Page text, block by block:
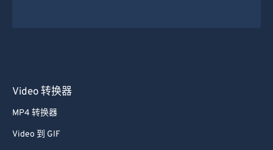
Video 转换器
MP4 转换器
Video 到 GIF